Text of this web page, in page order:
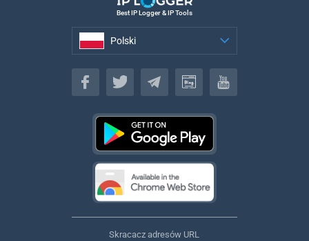
Best IP Logger & IP Tools
Polski
Polski
Skracacz adresów URL